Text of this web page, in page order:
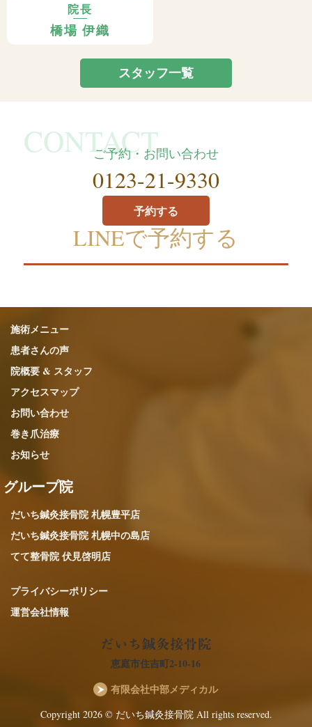
院長
橋場 伊織
スタッフ一覧
ご予約・お問い合わせ
0123-21-9330
予約する
LINEで予約する
施術メニュー
患者さんの声
院概要 & スタッフ
アクセスマップ
お問い合わせ
巻き爪治療
お知らせ
グループ院
だいち鍼灸接骨院 札幌豊平店
だいち鍼灸接骨院 札幌中の島店
てて整骨院 伏見啓明店
プライバシーポリシー
運営会社情報
恵庭市住吉町2-10-16
有限会社中部メディカル
Copyright 2026 © だいち鍼灸接骨院 All rights reserved.